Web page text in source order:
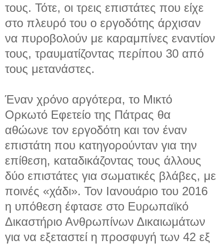
τους. Τότε, οι τρεις επιστάτες που είχε
στο πλευρό του ο εργοδότης άρχισαν
να πυροβολούν με καραμπίνες εναντίον
τους, τραυματίζοντας περίπου 30 από
τους μετανάστες.
Έναν χρόνο αργότερα, το Μικτό
Ορκωτό Εφετείο της Πάτρας θα
αθώωνε τον εργοδότη και τον έναν
επιστάτη που κατηγορούνταν για την
επίθεση, καταδικάζοντας τους άλλους
δύο επιστάτες για σωματικές βλάβες, με
ποινές «χάδι». Τον Ιανουάριο του 2016
η υπόθεση έφτασε στο Ευρωπαϊκό
Δικαστήριο Ανθρωπίνων Δικαιωμάτων
για να εξεταστεί η προσφυγή των 42 εξ